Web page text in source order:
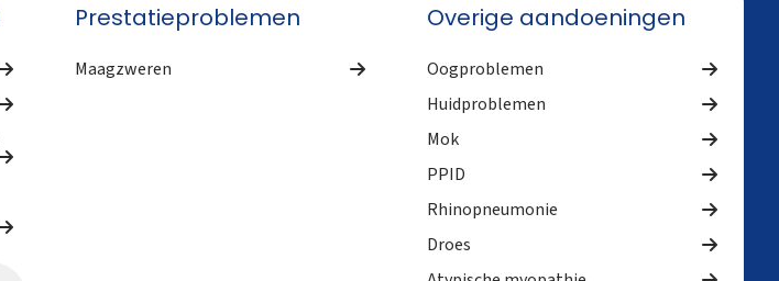
Prestatieproblemen
Maagzweren
Overige aandoeningen
Oogproblemen
Huidproblemen
Mok
PPID
Rhinopneumonie
Droes